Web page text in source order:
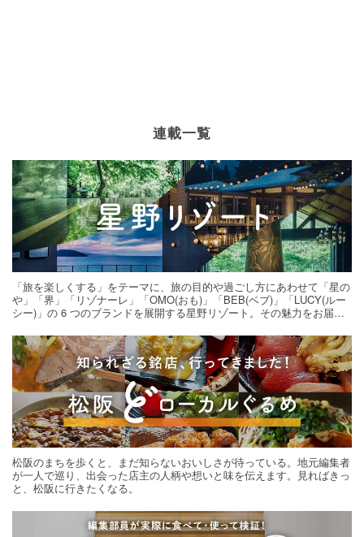
連載一覧
「旅を楽しくする」をテーマに、旅の目的や過ごし方にあわせて「星の
や」「界」「リゾナーレ」「OMO(おも)」「BEB(ベブ)」「LUCY(ルー
シー)」の 6 つのブランドを展開する星野リゾート。その魅力をお届け
松阪のまちを歩くと、まだ知らないおいしさが待っている。地元編集者
が一人で巡り、出会った店主の人柄や想いと味を伝えます。見ればきっ
と、松阪に行きたくなる。